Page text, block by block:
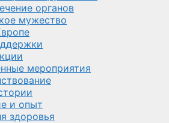
органов
мужество
мероприятия
и опыт
здоровья